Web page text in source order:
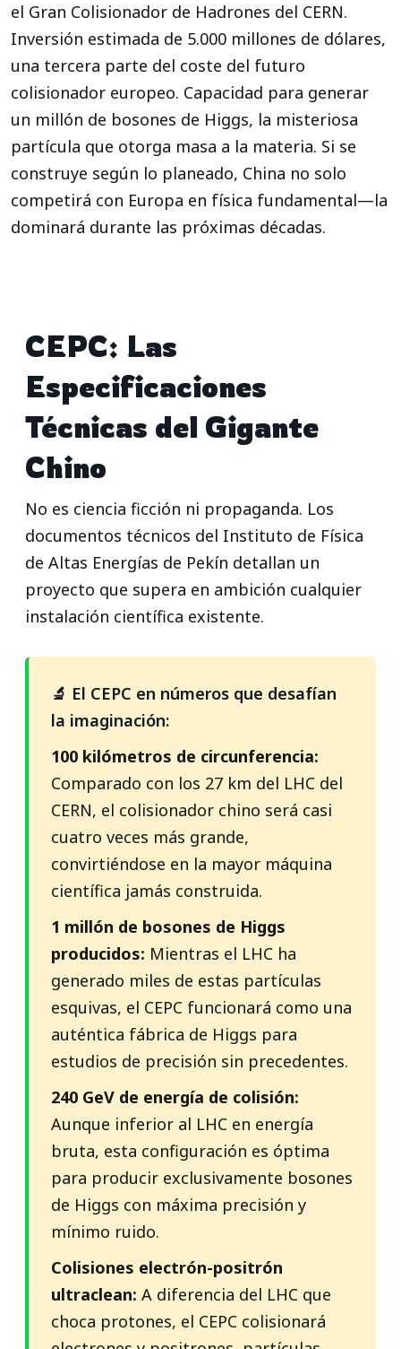
el Gran Colisionador de Hadrones del CERN.
Inversión estimada de 5.000 millones de dólares,
una tercera parte del coste del futuro
colisionador europeo. Capacidad para generar
un millón de bosones de Higgs, la misteriosa
partícula que otorga masa a la materia. Si se
construye según lo planeado, China no solo
competirá con Europa en física fundamental—la
dominará durante las próximas décadas.
CEPC: Las
Especificaciones
Técnicas del Gigante
Chino
No es ciencia ficción ni propaganda. Los
documentos técnicos del Instituto de Física
de Altas Energías de Pekín detallan un
proyecto que supera en ambición cualquier
instalación científica existente.
🔬 El CEPC en números que desafían
la imaginación:
100 kilómetros de circunferencia:
Comparado con los 27 km del LHC del
CERN, el colisionador chino será casi
cuatro veces más grande,
convirtiéndose en la mayor máquina
científica jamás construida.
1 millón de bosones de Higgs
producidos: Mientras el LHC ha
generado miles de estas partículas
esquivas, el CEPC funcionará como una
auténtica fábrica de Higgs para
estudios de precisión sin precedentes.
240 GeV de energía de colisión:
Aunque inferior al LHC en energía
bruta, esta configuración es óptima
para producir exclusivamente bosones
de Higgs con máxima precisión y
mínimo ruido.
Colisiones electrón-positrón
ultraclean: A diferencia del LHC que
choca protones, el CEPC colisionará